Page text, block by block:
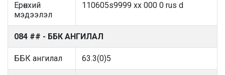
Ерөнхий
мэдээлэл
110605s9999 xx 000 0 rus d
084 ## - ББК АНГИЛАЛ
ББК ангилал 63.3(0)5